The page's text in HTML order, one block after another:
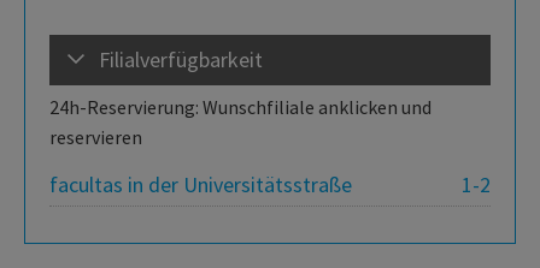
Filialverfügbarkeit
24h-Reservierung: Wunschfiliale anklicken und
reservieren
1-2
facultas in der Universitätsstraße